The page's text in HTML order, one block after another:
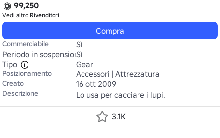
99,250
Vedi altro Rivenditori
Compra
Commerciabile
Sì
Periodo in sospensione
Sì
Tipo
Gear
Posizionamento Accessori | Attrezzatura
Creato 16 ott 2009
Descrizione Lo usa per cacciare i lupi.
3.1K